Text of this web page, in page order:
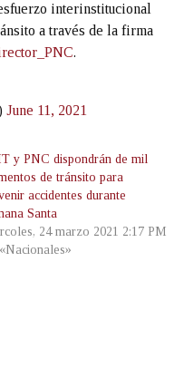
interinstitucional
a través de la firma
.
June 11, 2021
y PNC dispondrán de mil
de tránsito para
accidentes durante
Santa
24 marzo 2021 2:17 PM